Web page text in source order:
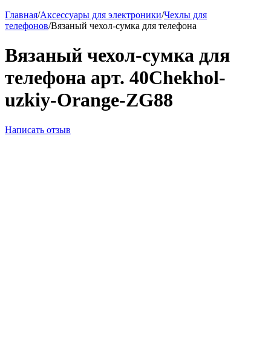
Главная/Аксессуары для электроники/Чехлы для
телефонов/Вязаный чехол-сумка для телефона
Вязаный чехол-сумка для
телефона арт. 40Chekhol-
uzkiy-Orange-ZG88
Написать отзыв